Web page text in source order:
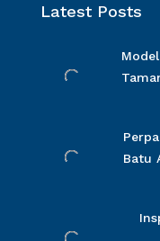
Latest Posts
Batu